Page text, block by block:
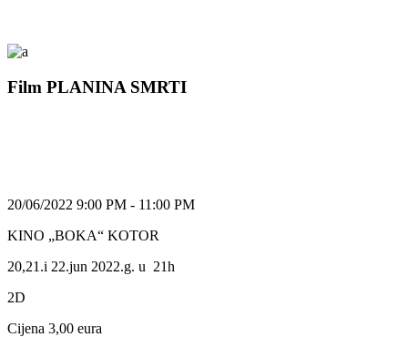
Film PLANINA SMRTI
20/06/2022 9:00 PM - 11:00 PM
KINO „BOKA“ KOTOR
20,21.i 22.jun 2022.g. u 21h
2D
Cijena 3,00 eura